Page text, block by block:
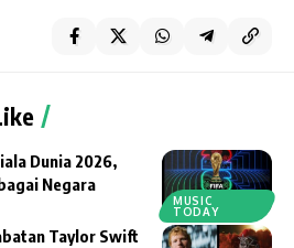
MUSIC
TODAY
Dunia 2026,
Negara
Taylor Swift